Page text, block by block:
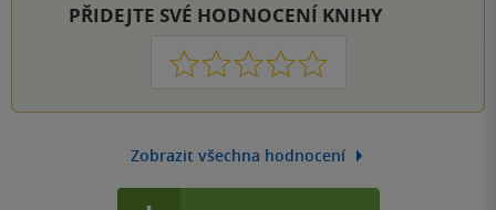
PŘIDEJTE SVÉ HODNOCENÍ KNIHY
1 2 3 4 5
Zobrazit všechna hodnocení